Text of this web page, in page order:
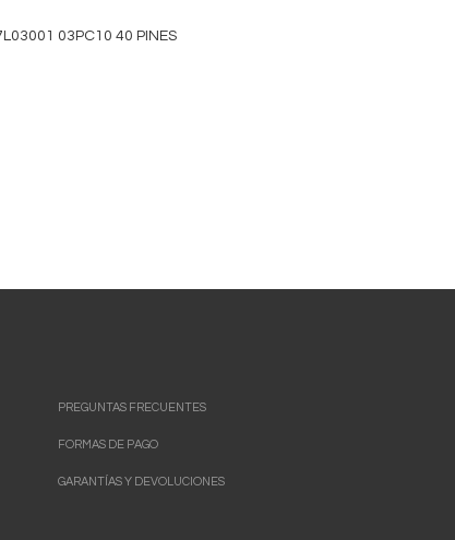
03PC10 40 PINES
PREGUNTAS FRECUENTES
FORMAS DE PAGO
GARANTÍAS Y DEVOLUCIONES